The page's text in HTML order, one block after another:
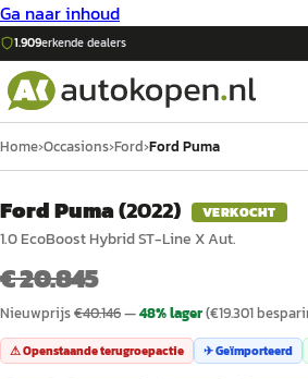
Ga naar inhoud
1.909erkende dealers
Home›Occasions›Ford›Ford Puma
Ford Puma(2022) VERKOCHT
1.0 EcoBoost Hybrid ST-Line X Aut.
€ 20.845
Nieuwprijs€40.146—48% lager(€19.301
⚠ Openstaande terugroepactie ✈ Geïmporteerd